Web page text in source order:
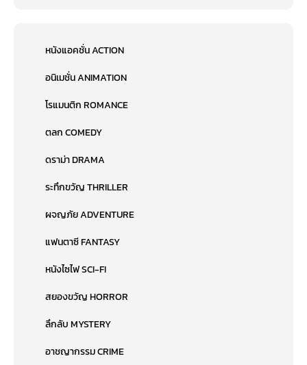
หนังแอคชั่น ACTION
อนิเมชั่น ANIMATION
โรแมนติก ROMANCE
ตลก COMEDY
ดราม่า DRAMA
ระทึกขวัญ THRILLER
ผจญภัย ADVENTURE
แฟนตาซี FANTASY
หนังไซไฟ SCI-FI
สยองขวัญ HORROR
ลึกลับ MYSTERY
อาชญากรรม CRIME